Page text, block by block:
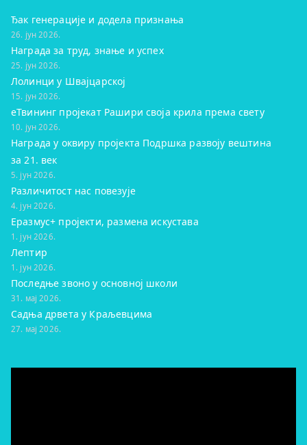
Ђак генерације и додела признања
26. јун 2026.
Награда за труд, знање и успех
25. јун 2026.
Лолинци у Швајцарској
15. јун 2026.
eТвининг пројекат Рашири своја крила према свету
10. јун 2026.
Награда у оквиру пројекта Подршка развоју вештина
за 21. век
5. јун 2026.
Различитост нас повезује
4. јун 2026.
Еразмус+ пројекти, размена искустава
1. јун 2026.
Лептир
1. јун 2026.
Последње звоно у основној школи
31. мај 2026.
Садња дрвета у Краљевцима
27. мај 2026.